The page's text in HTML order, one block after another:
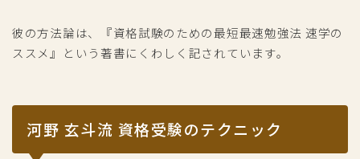
彼の方法論は、『資格試験のための最短最速勉強法 速学の
ススメ』という著書にくわしく記されています。
河野 玄斗流 資格受験のテクニック